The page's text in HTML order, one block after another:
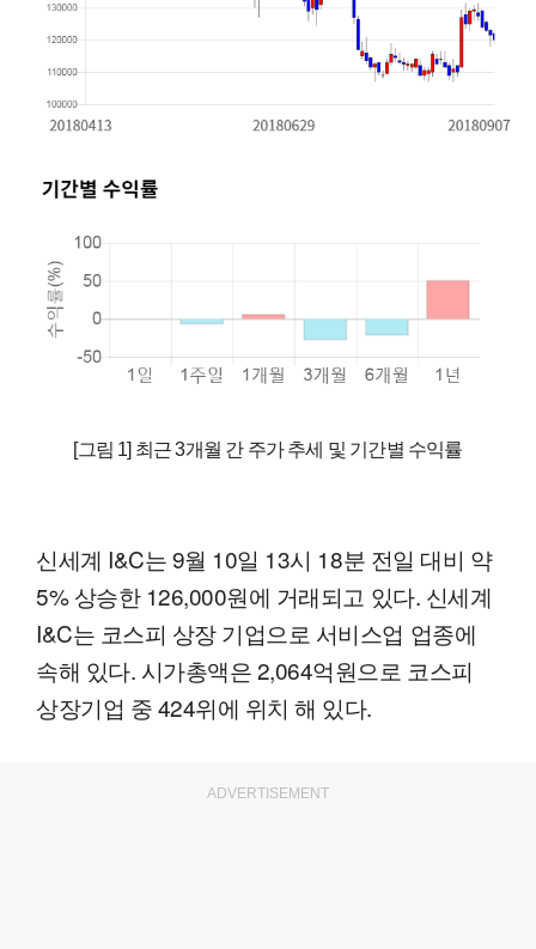
[그림 1] 최근 3개월 간 주가 추세 및 기간별 수익률
신세계 I&C는 9월 10일 13시 18분 전일 대비 약
5% 상승한 126,000원에 거래되고 있다. 신세계
I&C는 코스피 상장 기업으로 서비스업 업종에
속해 있다. 시가총액은 2,064억원으로 코스피
상장기업 중 424위에 위치 해 있다.
ADVERTISEMENT